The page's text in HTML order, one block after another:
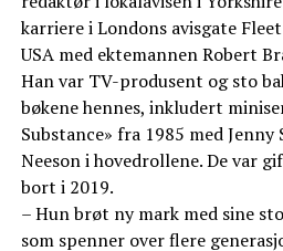
karriere i Londons avisgate
USA med ektemannen Robert
Han var TV-produsent og sto
bøkene hennes, inkludert
Substance» fra 1985 med Jenny
Neeson i hovedrollene. De var
bort i 2019.
– Hun brøt ny mark med sine
som spenner over flere